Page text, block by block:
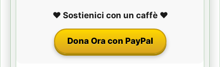
❤️ Sostienici con un caffè ❤️
Dona Ora con PayPal